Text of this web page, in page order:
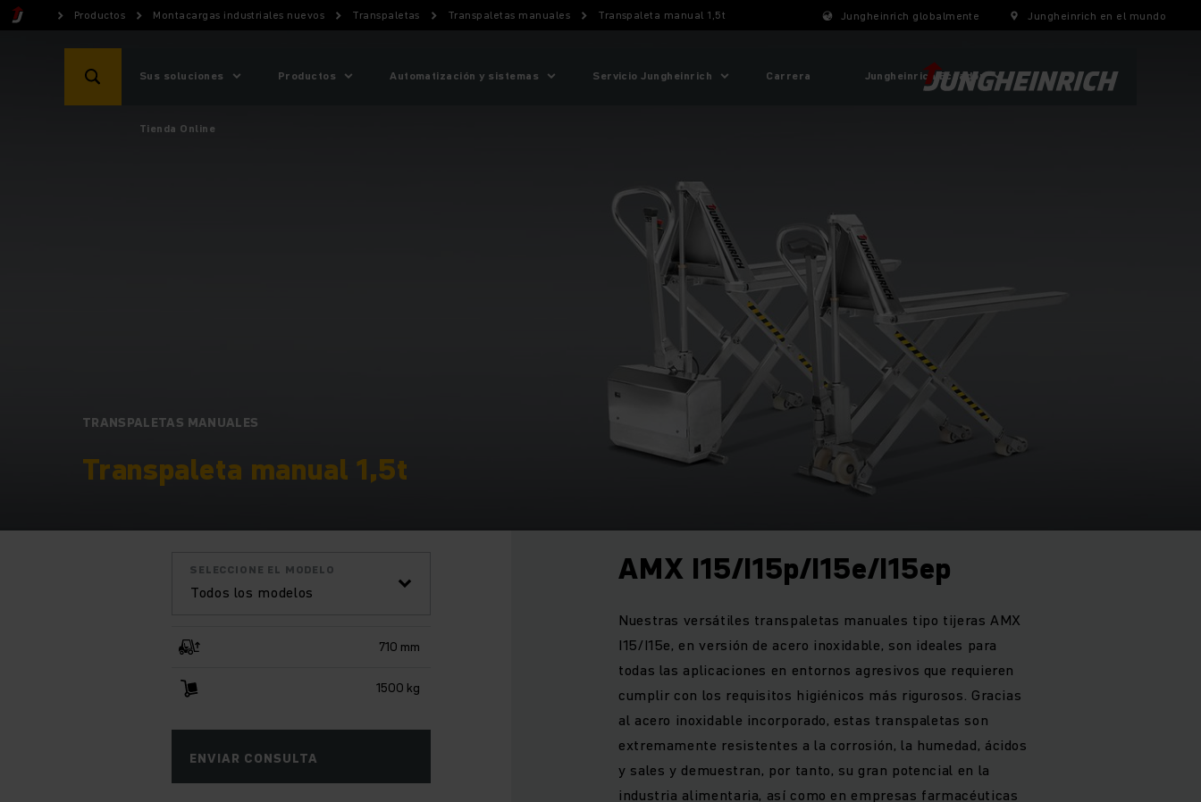
Productos Montacargas industriales nuevos Transpaletas Transpaletas manuales Transpaleta manual 1,5t Jungheinrich globalmente Jungheinrich en el mundo
Sus soluciones Productos Automatización y sistemas Servicio Jungheinrich Carrera Jungheinrich Ecuador
Tienda Online
TRANSPALETAS MANUALES
Transpaleta manual 1,5t
Todos los modelos
SELECCIONE EL MODELO
710 mm
1500 kg
ENVIAR CONSULTA
AMX I15/I15p/I15e/I15ep
Nuestras versátiles transpaletas manuales tipo tijeras AMX
I15/I15e, en versión de acero inoxidable, son ideales para
todas las aplicaciones en entornos agresivos que requieren
cumplir con los requisitos higiénicos más rigurosos. Gracias
al acero inoxidable incorporado, estas transpaletas son
extremamente resistentes a la corrosión, la humedad, ácidos
y sales y demuestran, por tanto, su gran potencial en la
industria alimentaria, así como en empresas farmacéuticas